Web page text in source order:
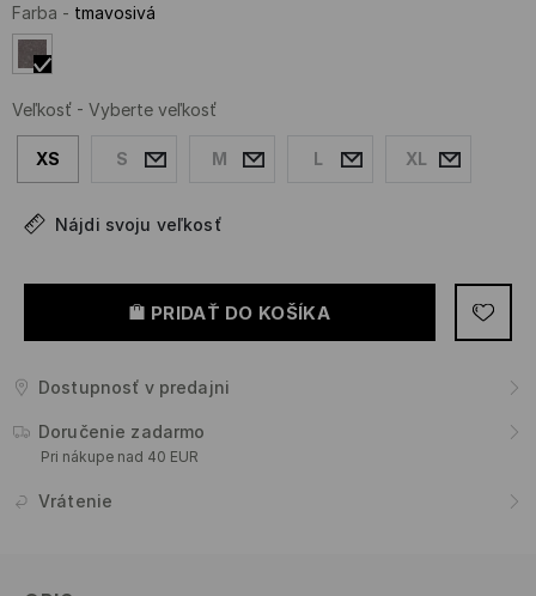
Farba - tmavosivá
Veľkosť - Vyberte veľkosť
XS S M L XL
Nájdi svoju veľkosť
PRIDAŤ DO KOŠÍKA
Dostupnosť v predajni
Doručenie zadarmo
Pri nákupe nad 40 EUR
Vrátenie